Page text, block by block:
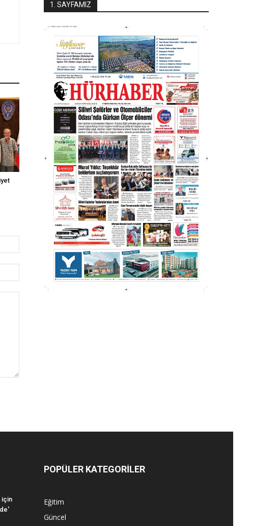
1. SAYFAMIZ
için
POPÜLER KATEGORİLER
Eğitim
Güncel